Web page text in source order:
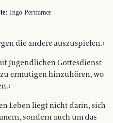
Ingo Pertramer
die andere auszuspielen.‹
Jugendlichen Gottesdienst
ermutigen hinzuhören, wo
Leben liegt nicht darin, sich
sondern auch um das